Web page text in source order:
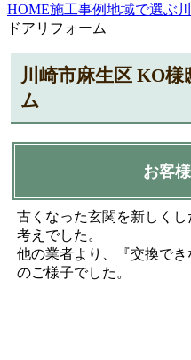
HOME施工事例地域で選ぶ
ドアリフォーム
川崎市麻生区 KO
ム
お客
古くなった玄関を新しく
考えでした。
他の業者より、『交換で
のご様子でした。